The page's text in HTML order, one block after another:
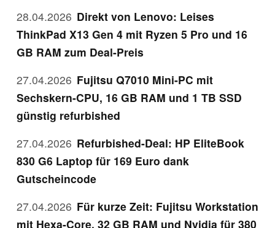
28.04.2026 Direkt von Lenovo: Leises
ThinkPad X13 Gen 4 mit Ryzen 5 Pro und 16
GB RAM zum Deal-Preis
27.04.2026 Fujitsu Q7010 Mini-PC mit
Sechskern-CPU, 16 GB RAM und 1 TB SSD
günstig refurbished
27.04.2026 Refurbished-Deal: HP EliteBook
830 G6 Laptop für 169 Euro dank
Gutscheincode
27.04.2026 Für kurze Zeit: Fujitsu Workstation
mit Hexa-Core, 32 GB RAM und Nvidia für 380